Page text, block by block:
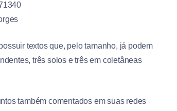
textos que, pelo tamanho, já podem
três solos e três em coletâneas
também comentados em suas redes